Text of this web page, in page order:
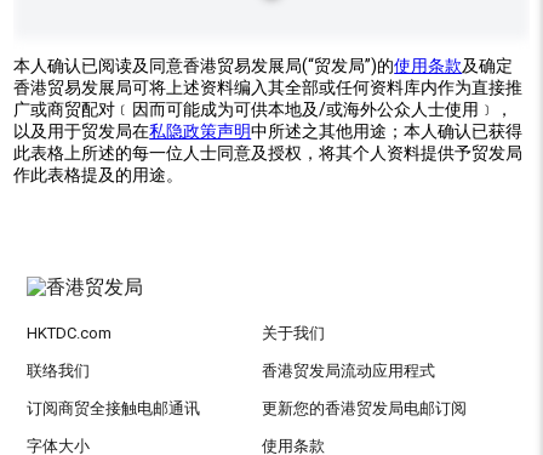
本人确认已阅读及同意香港贸易发展局(“贸发局”)的使用条款及确定
香港贸易发展局可将上述资料编入其全部或任何资料库内作为直接推
广或商贸配对﹝因而可能成为可供本地及/或海外公众人士使用﹞，
以及用于贸发局在私隐政策声明中所述之其他用途；本人确认已获得
此表格上所述的每一位人士同意及授权，将其个人资料提供予贸发局
作此表格提及的用途。
HKTDC.com 关于我们
联络我们 香港贸发局流动应用程式
订阅商贸全接触电邮通讯 更新您的香港贸发局电邮订阅
字体大小 使用条款